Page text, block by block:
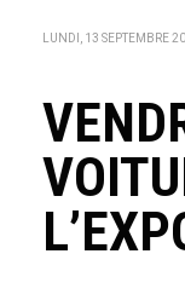
LUNDI, 13 SEPTEMBRE